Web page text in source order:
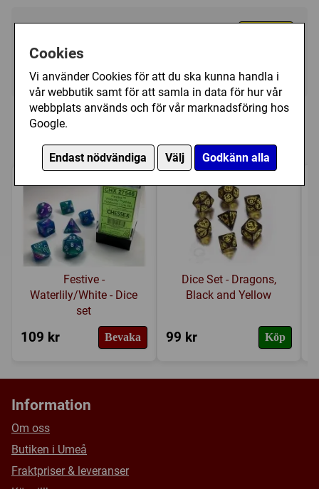
Cookies
Vi använder Cookies för att du ska kunna handla i
vår webbutik samt för att samla in data för hur vår
webbplats används och för vår marknadsföring hos
Google.
Endast nödvändiga Välj Godkänn alla
Ej i lager, leveranstid 10-14 vardagar
Personer som har köpt Nebula -
Festive -
Waterlily/White - Dice
set
109 kr Bevaka
Dice Set - Dragons,
Black and Yellow
99 kr Köp
Information
Om oss
Butiken i Umeå
Fraktpriser & leveranser